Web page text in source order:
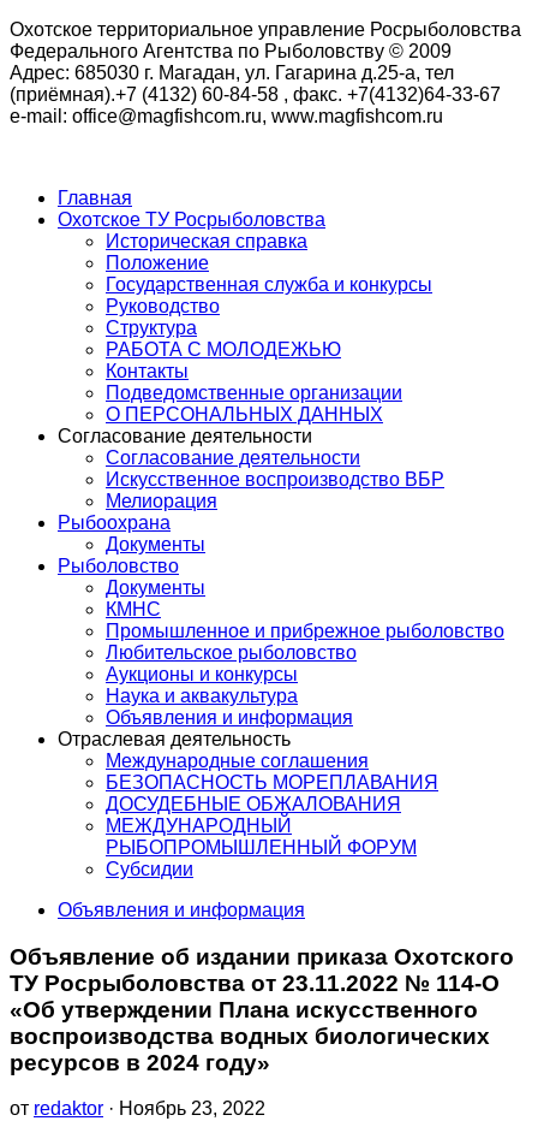
Охотское территориальное управление Росрыболовства
Федерального Агентства по Рыболовству © 2009
Адрес: 685030 г. Магадан, ул. Гагарина д.25-а, тел
(приёмная).+7 (4132) 60-84-58 , факс. +7(4132)64-33-67
e-mail: office@magfishcom.ru, www.magfishcom.ru
Главная
Охотское ТУ Росрыболовства
Историческая справка
Положение
Государственная служба и конкурсы
Руководство
Структура
РАБОТА С МОЛОДЕЖЬЮ
Контакты
Подведомственные организации
О ПЕРСОНАЛЬНЫХ ДАННЫХ
Согласование деятельности
Согласование деятельности
Искусственное воспроизводство ВБР
Мелиорация
Рыбоохрана
Документы
Рыболовство
Документы
КМНС
Промышленное и прибрежное рыболовство
Любительское рыболовство
Аукционы и конкурсы
Наука и аквакультура
Объявления и информация
Отраслевая деятельность
Международные соглашения
БЕЗОПАСНОСТЬ МОРЕПЛАВАНИЯ
ДОСУДЕБНЫЕ ОБЖАЛОВАНИЯ
МЕЖДУНАРОДНЫЙ
РЫБОПРОМЫШЛЕННЫЙ ФОРУМ
Субсидии
Объявления и информация
Объявление об издании приказа Охотского
ТУ Росрыболовства от 23.11.2022 № 114-О
«Об утверждении Плана искусственного
воспроизводства водных биологических
ресурсов в 2024 году»
от redaktor · Ноябрь 23, 2022